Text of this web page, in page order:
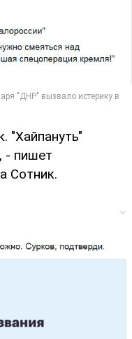
"Хайпануть"
- пишет
Сотник.